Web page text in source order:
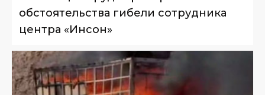
обстоятельства гибели сотрудника
центра «Инсон»